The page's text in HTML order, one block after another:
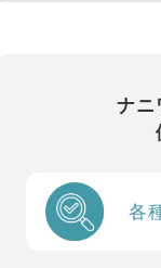
ナニ
各